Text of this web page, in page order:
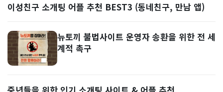
이성친구 소개팅 어플 추천 BEST3 (동네친구, 만남 앱)
뉴토끼 불법사이트 운영자 송환을 위한 전 세
계적 촉구